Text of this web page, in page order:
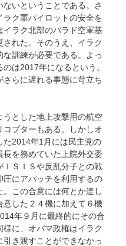
いということである。さ
ク軍パイロットの安全を
ラク北部のバラド空軍基
れた。そのうえ、イラク
訓練が必要である。よっ
は2017年になるという。
らに遅れる事態に苛立ち
とした地上攻撃用の航空
プターもある。しかしオ
た2014年1月には民主党の
長を務めていた上院外交委
ＩＳＩＳや反乱分子との戦
圧にアパッチを利用するの
この合意には何とか達し
した２４機に加えて６機
年９月に最終的にその合
に、オバマ政権はイラク
き渡すことができなかっ